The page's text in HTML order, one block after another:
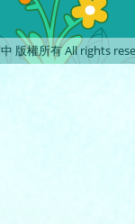
版權所有 All rights